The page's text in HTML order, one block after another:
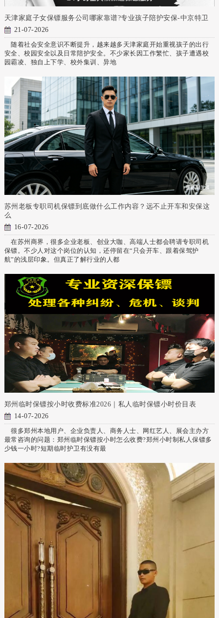
天津家庭子女保镖服务公司哪家靠谱?专业孩子陪护安保-中京特卫
21-07-2026
随着社会安全意识不断提升，越来越多天津家庭开始重视孩子的出行
安全、校园安全以及日常陪护安全。不少家长因工作繁忙、孩子遭遇校
园霸凌、独自上下学、校外集训、异地
苏州老板专职司机保镖到底做什么工作内容？远不止开车和安保这
么
16-07-2026
在苏州商界，很多企业老板、创业大咖、高端人士都会聘请专职司机
保镖。不少人对这个岗位的认知，还停留在“只会开车、跟着保驾护
航”的浅层印象。但真正了解行业的人都
郑州临时保镖按小时收费标准2026｜私人临时保镖小时价目表
14-07-2026
很多郑州本地用户、企业负责人、商务人士、网红艺人、展会主办方
最常咨询的问题：郑州临时保镖按小时怎么收费?郑州小时制私人保镖多
少钱一小时?短期临时护卫有没有最